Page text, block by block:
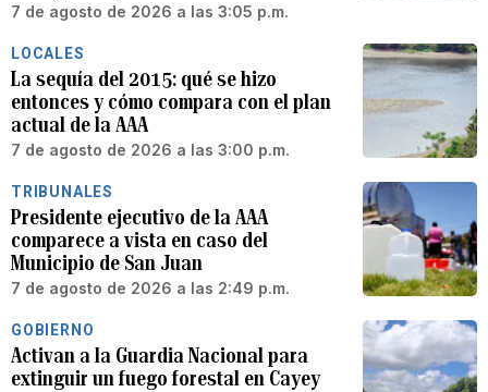
7 de agosto de 2026 a las 3:05 p.m.
LOCALES
La sequía del 2015: qué se hizo
entonces y cómo compara con el plan
actual de la AAA
7 de agosto de 2026 a las 3:00 p.m.
TRIBUNALES
Presidente ejecutivo de la AAA
comparece a vista en caso del
Municipio de San Juan
7 de agosto de 2026 a las 2:49 p.m.
GOBIERNO
Activan a la Guardia Nacional para
extinguir un fuego forestal en Cayey